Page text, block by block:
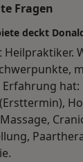
Fragen
deckt
Heilpraktiker.
hat: